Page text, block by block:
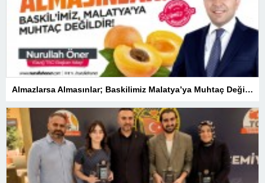
Almazlarsa Almasınlar; Baskilimiz Malatya’ya Muhtaç Değildir